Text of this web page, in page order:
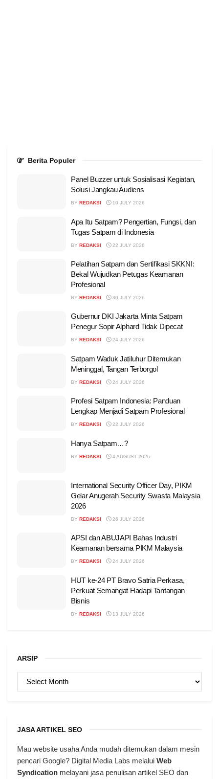
Berita Populer
Panel Buzzer untuk Sosialisasi Kegiatan,
Solusi Jangkau Audiens
BY REDAKSI 10 JULY 2026
Apa Itu Satpam? Pengertian, Fungsi, dan
Tugas Satpam di Indonesia
BY REDAKSI 22 JULY 2026
Pelatihan Satpam dan Sertifikasi SKKNI:
Bekal Wujudkan Petugas Keamanan
Profesional
BY REDAKSI 30 JULY 2026
Gubernur DKI Jakarta Minta Satpam
Penegur Sopir Alphard Tidak Dipecat
BY REDAKSI 24 JULY 2026
Satpam Waduk Jatiluhur Ditemukan
Meninggal, Tangan Terborgol
BY REDAKSI 24 JULY 2026
Profesi Satpam Indonesia: Panduan
Lengkap Menjadi Satpam Profesional
BY REDAKSI 22 JULY 2026
Hanya Satpam…?
BY REDAKSI 4 AUGUST 2026
International Security Officer Day, PIKM
Gelar Anugerah Security Swasta Malaysia
2026
BY REDAKSI 26 JULY 2026
APSI dan ABUJAPI Bahas Industri
Keamanan bersama PIKM Malaysia
BY REDAKSI 24 JULY 2026
HUT ke-24 PT Bravo Satria Perkasa,
Perkuat Semangat Hadapi Tantangan
Bisnis
BY REDAKSI 13 JULY 2026
ARSIP
ARSIP
JASA ARTIKEL SEO
Mau website usaha Anda mudah ditemukan dalam mesin
pencari Google? Digital Media Labs melalui Web
Syndication melayani jasa penulisan artikel SEO dan